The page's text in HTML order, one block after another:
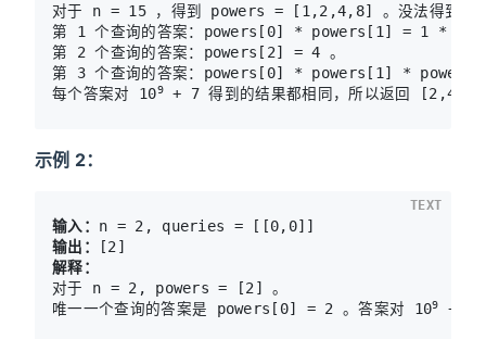
对于 n = 15 ，得到 powers = [1,2,4,8] 。没法得到元素
第 1 个查询的答案：powers[0] * powers[1] = 1 * 2
第 2 个查询的答案：powers[2] = 4 。
第 3 个查询的答案：powers[0] * powers[1] *
每个答案对 109
示例 2：
输入：
输出：
解释：
对于 n = 2, powers = [2] 。
唯一一个查询的答案是 powers[0] = 2 。答案对 109
TEXT